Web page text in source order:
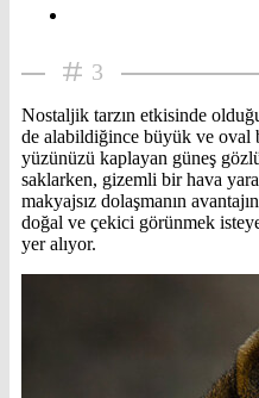
3
Nostaljik tarzın etkisinde
de alabildiğince büyük ve oval
yüzünüzü kaplayan güneş
saklarken, gizemli bir hava
makyajsız dolaşmanın
doğal ve çekici görünmek
yer alıyor.